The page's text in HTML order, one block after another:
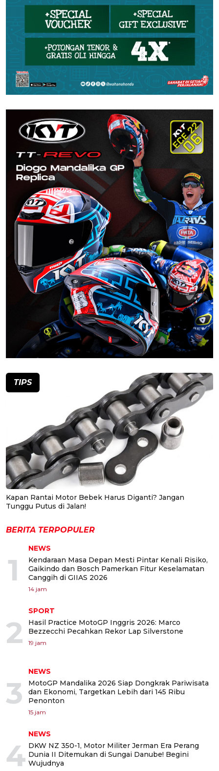
TIPS
Kapan Rantai Motor Bebek Harus Diganti? Jangan
Tunggu Putus di Jalan!
BERITA TERPOPULER
1
NEWS
Kendaraan Masa Depan Mesti Pintar Kenali Risiko,
Gaikindo dan Bosch Pamerkan Fitur Keselamatan
Canggih di GIIAS 2026
14 jam
2
SPORT
Hasil Practice MotoGP Inggris 2026: Marco
Bezzecchi Pecahkan Rekor Lap Silverstone
19 jam
3
NEWS
MotoGP Mandalika 2026 Siap Dongkrak Pariwisata
dan Ekonomi, Targetkan Lebih dari 145 Ribu
Penonton
15 jam
4
NEWS
DKW NZ 350-1, Motor Militer Jerman Era Perang
Dunia II Ditemukan di Sungai Danube! Begini
Wujudnya